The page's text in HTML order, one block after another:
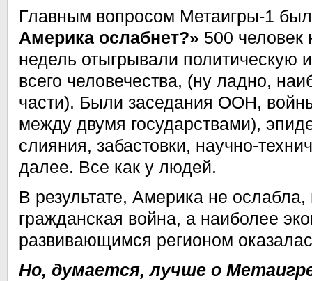
Главным вопросом Метаигры-1
Америка ослабнет?» 500 человек
недель отыгрывали политическую
всего человечества, (ну ладно,
части). Были заседания ООН,
между двумя государствами),
слияния, забастовки, научно-
далее. Все как у людей.
В результате, Америка не
гражданская война, а наиболее
развивающимся регионом
Но, думается, лучше о